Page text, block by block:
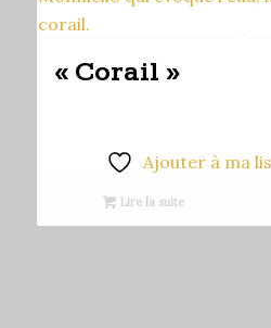
« Corail »
Ajouter à ma
Lire la suite